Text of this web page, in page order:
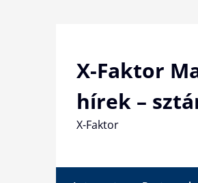
X-Faktor
hírek –
X-Faktor